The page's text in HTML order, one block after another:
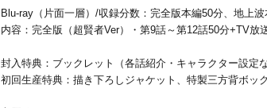
Blu-ray（片面一層）/収録分数：完全版本編50分、地上波
内容：完全版（超賢者Ver）・第9話～第12話50分+TV放
封入特典：ブックレット（各話紹介・キャラクター設定な
初回生産特典：描き下ろしジャケット、特製三方背ボッ